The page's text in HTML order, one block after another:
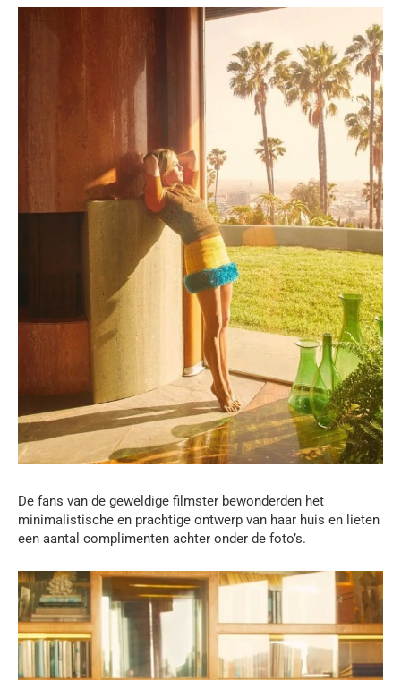
De fans van de geweldige filmster bewonderden het
minimalistische en prachtige ontwerp van haar huis en lieten
een aantal complimenten achter onder de foto’s.